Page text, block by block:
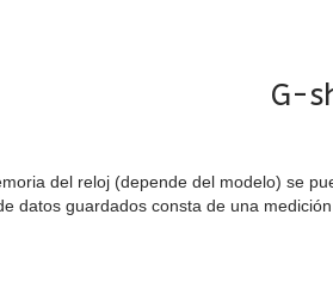
G-
del reloj (depende del modelo) se
datos guardados consta de una